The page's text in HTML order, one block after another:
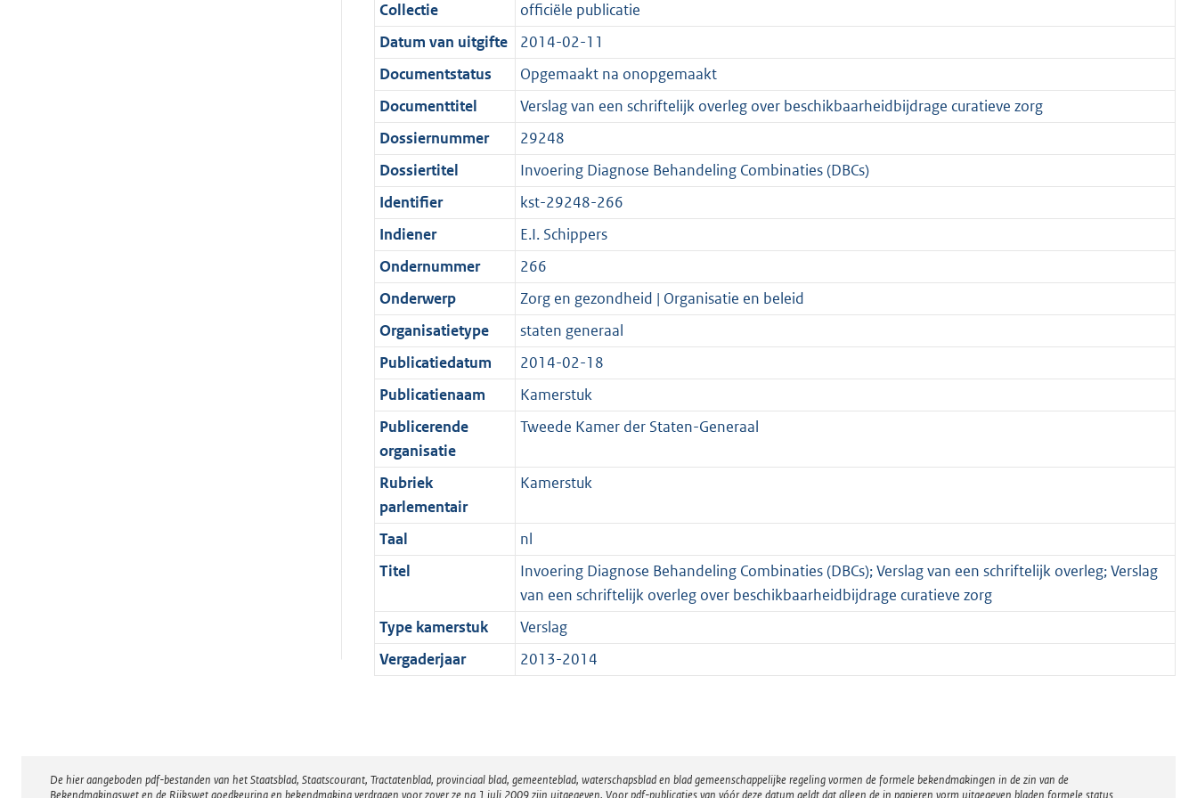
i
e
i
n
f
o
r
m
a
a
t
5
7
K
b
t
i
e
i
n
f
o
r
m
a
a
t
:
1
3
K
b
a
t
i
e
i
n
f
o
r
m
a
a
t
e
:
2
7
K
b
c
a
t
i
e
i
n
f
o
r
m
a
a
t
t
e
:
9
K
b
d
s
g
r
o
t
t
e
:
K
b
n
d
s
g
r
o
t
t
e
2
K
b
Collectie
officiële publicatie
Datum van uitgifte
2014-02-11
Documentstatus
Opgemaakt na onopgemaakt
Documenttitel
Verslag van een schriftelijk overleg over beschikbaarheidbijdrage curatieve zorg
Dossiernummer
29248
Dossiertitel
Invoering Diagnose Behandeling Combinaties (DBCs)
Identifier
kst-29248-266
Indiener
E.I. Schippers
Ondernummer
266
Onderwerp
Zorg en gezondheid | Organisatie en beleid
Organisatietype
staten generaal
Publicatiedatum
2014-02-18
Publicatienaam
Kamerstuk
Publicerende
organisatie
Tweede Kamer der Staten-Generaal
Rubriek
parlementair
Kamerstuk
Taal
nl
Titel
Invoering Diagnose Behandeling Combinaties (DBCs); Verslag van een schriftelijk overleg; Verslag
van een schriftelijk overleg over beschikbaarheidbijdrage curatieve zorg
Type kamerstuk
Verslag
Vergaderjaar
2013-2014
Disclaimer
De hier aangeboden pdf-bestanden van het Staatsblad, Staatscourant, Tractatenblad, provinciaal blad, gemeenteblad, waterschapsblad en blad gemeenschappelijke regeling vormen de formele bekendmakingen in de zin van de
Bekendmakingswet en de Rijkswet goedkeuring en bekendmaking verdragen voor zover ze na 1 juli 2009 zijn uitgegeven. Voor pdf-publicaties van vóór deze datum geldt dat alleen de in papieren vorm uitgegeven bladen formele status